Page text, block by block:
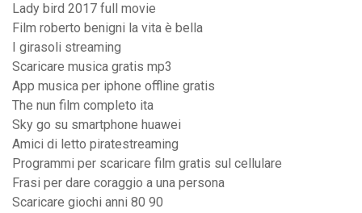
Lady bird 2017 full movie
Film roberto benigni la vita è bella
I girasoli streaming
Scaricare musica gratis mp3
App musica per iphone offline gratis
The nun film completo ita
Sky go su smartphone huawei
Amici di letto piratestreaming
Programmi per scaricare film gratis sul cellulare
Frasi per dare coraggio a una persona
Scaricare giochi anni 80 90